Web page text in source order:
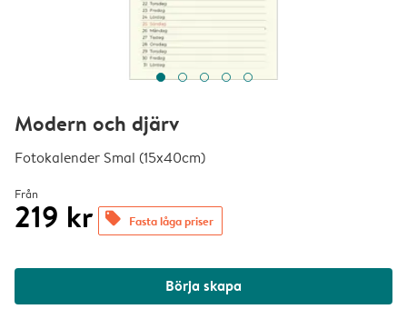
Modern och djärv
Fotokalender Smal (15x40cm)
Från
219 kr offers Fasta låga priser
Börja skapa